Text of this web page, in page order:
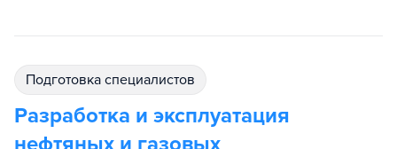
подготовка специалистов
Разработка и эксплуатация